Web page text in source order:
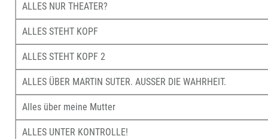
ALLES NUR THEATER?
ALLES STEHT KOPF
ALLES STEHT KOPF 2
ALLES ÜBER MARTIN SUTER. AUSSER DIE WAHRHEIT.
Alles über meine Mutter
ALLES UNTER KONTROLLE!